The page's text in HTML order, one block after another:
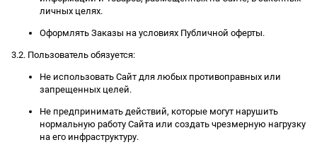
личных целях.
Оформлять Заказы на условиях Публичной оферты.
3.2. Пользователь обязуется:
Не использовать Сайт для любых противоправных или
запрещенных целей.
Не предпринимать действий, которые могут нарушить
нормальную работу Сайта или создать чрезмерную нагрузку
на его инфраструктуру.